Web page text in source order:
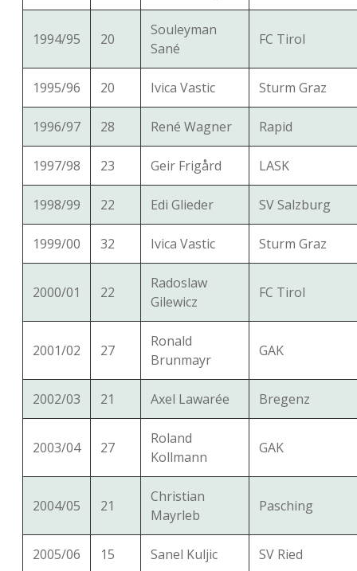
1994/95 20
Souleyman
Sané
FC Tirol
1995/96 20 Ivica Vastic Sturm Graz
1996/97 28 René Wagner Rapid
1997/98 23 Geir Frigård LASK
1998/99 22 Edi Glieder SV Salzburg
1999/00 32 Ivica Vastic Sturm Graz
2000/01 22
Radoslaw
Gilewicz
FC Tirol
2001/02 27
Ronald
Brunmayr
GAK
2002/03 21 Axel Lawarée Bregenz
2003/04 27
Roland
Kollmann
GAK
2004/05 21
Christian
Mayrleb
Pasching
2005/06 15 Sanel Kuljic SV Ried